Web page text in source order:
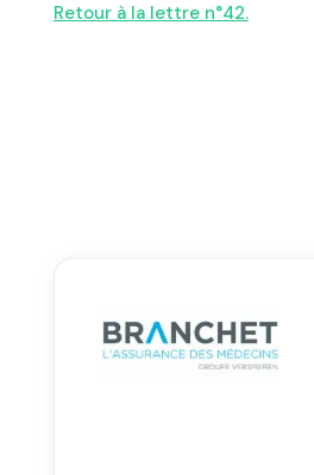
Retour à la lettre n°42.